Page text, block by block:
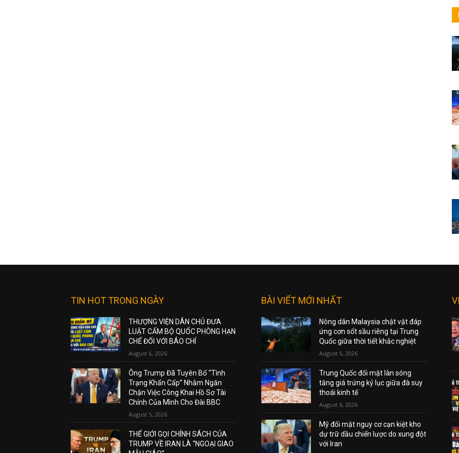
TIN HOT TRONG NGÀY
THƯỢNG VIỆN DÂN CHỦ ĐƯA
LUẬT CẤM BỘ QUỐC PHÒNG HẠN
CHẾ ĐỐI VỚI BÁO CHÍ
August 6, 2026
Ông Trump Đã Tuyên Bố “Tình
Trạng Khẩn Cấp” Nhằm Ngăn
Chặn Việc Công Khai Hồ Sơ Tài
Chính Của Mình Cho Đài BBC
August 5, 2026
THẾ GIỚI GỌI CHÍNH SÁCH CỦA
TRUMP VỀ IRAN LÀ “NGOẠI GIAO
BÀI VIẾT MỚI NHẤT
Nông dân Malaysia chật vật đáp
ứng cơn sốt sầu riêng tại Trung
Quốc giữa thời tiết khắc nghiệt
August 6, 2026
Trung Quốc đối mặt làn sóng
tăng giá trứng kỷ lục giữa đà suy
thoái kinh tế
August 6, 2026
Mỹ đối mặt nguy cơ cạn kiệt kho
dự trữ dầu chiến lược do xung đột
với Iran